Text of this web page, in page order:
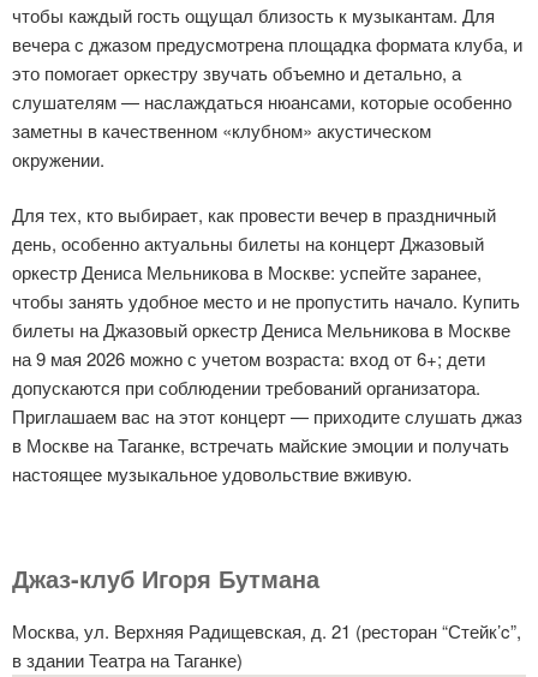
чтобы каждый гость ощущал близость к музыкантам. Для
вечера с джазом предусмотрена площадка формата клуба, и
это помогает оркестру звучать объемно и детально, а
слушателям — наслаждаться нюансами, которые особенно
заметны в качественном «клубном» акустическом
окружении.
Для тех, кто выбирает, как провести вечер в праздничный
день, особенно актуальны билеты на концерт Джазовый
оркестр Дениса Мельникова в Москве: успейте заранее,
чтобы занять удобное место и не пропустить начало. Купить
билеты на Джазовый оркестр Дениса Мельникова в Москве
на 9 мая 2026 можно с учетом возраста: вход от 6+; дети
допускаются при соблюдении требований организатора.
Приглашаем вас на этот концерт — приходите слушать джаз
в Москве на Таганке, встречать майские эмоции и получать
настоящее музыкальное удовольствие вживую.
Джаз-клуб Игоря Бутмана
Москва, ул. Верхняя Радищевская, д. 21 (ресторан “Стейк’c”,
в здании Театра на Таганке)